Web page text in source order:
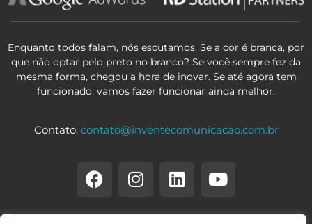
Enquanto todos falam, nós escutamos. Se a cor é branca, por
que não optar pelo preto no branco? Se você sempre fez da
mesma forma, chegou a hora de inovar. Se até agora tem
funcionado, vamos fazer funcionar ainda melhor.
Contato: contato@inventecomunicacao.com.br